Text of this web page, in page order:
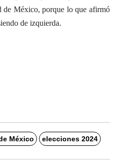
de México, porque lo que afirmó
de izquierda.
México elecciones 2024